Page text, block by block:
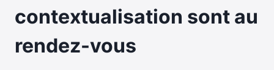
contextualisation sont au
rendez-vous